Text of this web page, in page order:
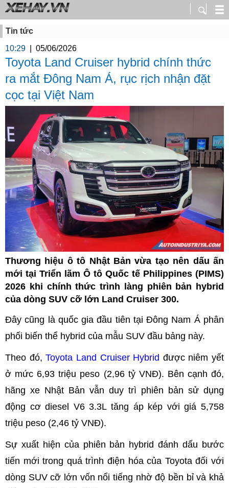
Tin tức
10:29
05/06/2026
Toyota Land Cruiser hybrid chính thức
ra mắt Đông Nam Á, rục rịch nhận đặt
cọc tại Việt Nam
Thương hiệu ô tô Nhật Bản vừa tạo nên dấu ấn
mới tại Triển lãm Ô tô Quốc tế Philippines (PIMS)
2026 khi chính thức trình làng phiên bản hybrid
của dòng SUV cỡ lớn Land Cruiser 300.
Đây cũng là quốc gia đầu tiên tại Đông Nam Á phân
phối biến thể hybrid của mẫu SUV đầu bảng này.
Theo đó,Toyota Land Cruiser Hybrid được niêm yết
ở mức 6,93 triệu peso (2,96 tỷ VNĐ). Bên cạnh đó,
hãng xe Nhật Bản vẫn duy trì phiên bản sử dụng
động cơ diesel V6 3.3L tăng áp kép với giá 5,758
triệu peso (2,46 tỷ VNĐ).
Sự xuất hiện của phiên bản hybrid đánh dấu bước
tiến mới trong quá trình điện hóa của Toyota đối với
dòng SUV cỡ lớn vốn nổi tiếng nhờ độ bền bỉ và khả